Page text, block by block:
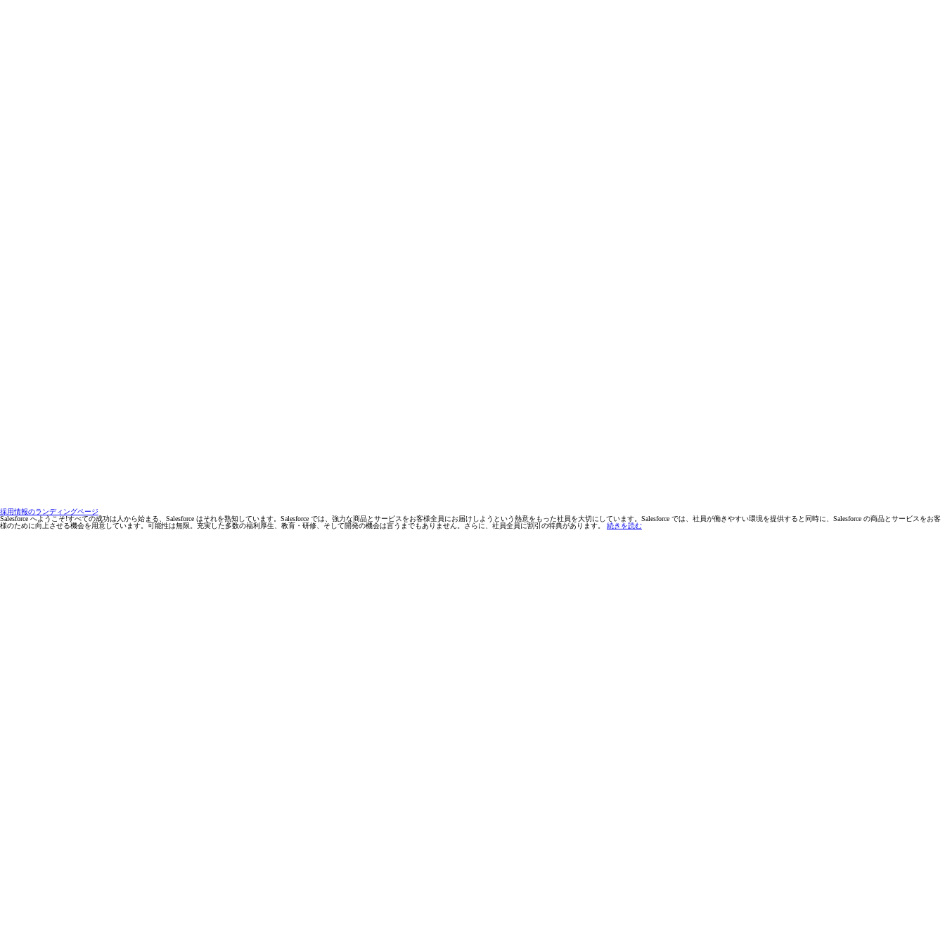
採用情報のランディングページ
Salesforce へようこそ!すべての成功は人から始まる、Salesforce はそれを熟知しています。Salesforce では、強力な商品とサービスをお客様全員にお届けしようという熱意をもった社員を大切にしています。Salesforce では、社員が働きやすい環境を提供すると同時に、Salesforce の商品とサービスをお客
様のために向上させる機会を用意しています。可能性は無限。充実した多数の福利厚生、教育・研修、そして開発の機会は言うまでもありません。さらに、社員全員に割引の特典があります。 続きを読む